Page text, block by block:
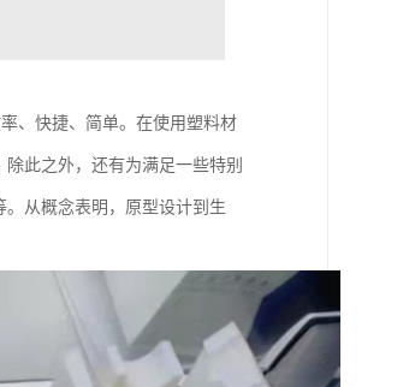
、快捷、简单。在使用塑料材
此之外，还有为满足一些特别
从概念表明，原型设计到生